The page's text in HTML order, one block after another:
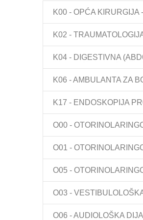
K00 - OPĆA KIRURGIJA
K02 -
K04 - DIGESTIVNA
K06 - AMBULANTA ZA
K17 - ENDOSKOPIJA
O00 -
O01 -
O05 -
O03 -
O06 - AUDIOLOŠKA